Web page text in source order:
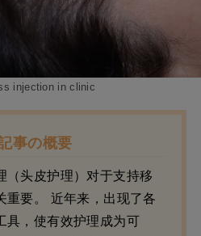
injection in clinic
事の概要
（头皮护理）对于支持移
重要。 近年来，出现了各
具，使有效护理成为可